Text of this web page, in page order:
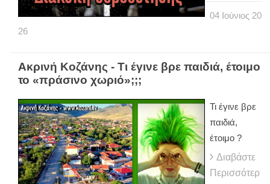
04 Ιούνιος 20
26
Ακρινή Κοζάνης - Τι έγινε βρε παιδιά, έτοιμο
το «πράσινο χωριό»;;;
Τι έγινε βρε
παιδιά,
έτοιμο ?
Διαβάστε
Περισσότερ